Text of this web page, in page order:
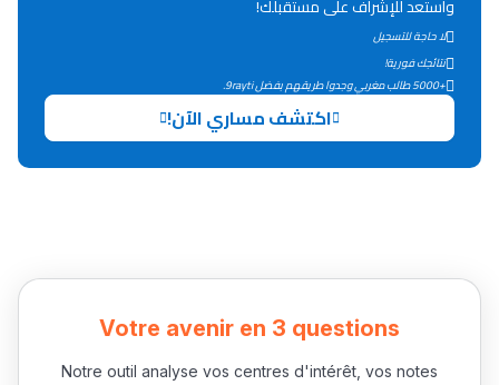
التعليم الثانوي التأهيلي
Collège au Maroc
التعليم الثانوي الإعدادي
+ de 89 Interviews/Vidéos
واستعد للإشراف على مستقبلك!
لا حاجة للتسجيل
نتائجك فورية!
+5000 طالب مغربي وجدوا طريقهم بفضل 9rayti.
اكتشف مساري الآن!
Votre avenir en 3 questions
Notre outil analyse vos centres d'intérêt, vos notes